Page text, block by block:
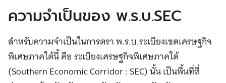
ความจำเป็นของ พ.ร.บ.SEC
สำหรับความจำเป็นในการตรา พ.ร.บ.ระเบียงเขตเศรษฐกิจ
พิเศษภาคใต้นี้ คือ ระเบียงเศรษฐกิจพิเศษภาคใต้
(Southern Economic Corridor : SEC) นั้น เป็นพื้นที่ที่